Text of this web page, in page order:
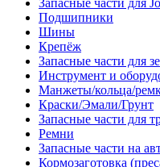
Подшипники
Шины
Крепёж
Запасные части для
Инструмент и
Манжеты/кольца/
Краски/Эмали/Грунт
Запасные части для
Ремни
Запасные части на
Кормозаготовка